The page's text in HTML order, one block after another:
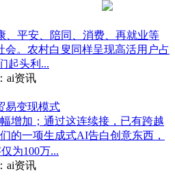
、平安、陪同、消费、再就业等
会。农村白叟同样呈现高活用户占
起头利...
ai资讯
易变现模式
增加；通过这连续接，已有跨越
的一项生成式AI告白创意东西，
为100万...
ai资讯